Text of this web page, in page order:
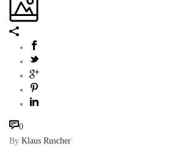
0
By Klaus Ruscher